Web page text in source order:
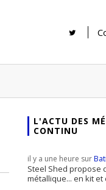
idée mais...
Rénover une
supports
inscrire
à notre
L'ACTU DES
CONTINU
il y a une heure sur
Steel Shed propose
métallique... en kit et